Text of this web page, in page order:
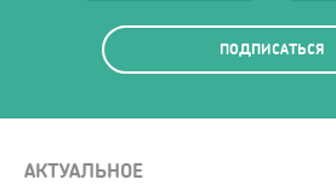
ПОДПИСАТЬСЯ
АКТУАЛЬНОЕ